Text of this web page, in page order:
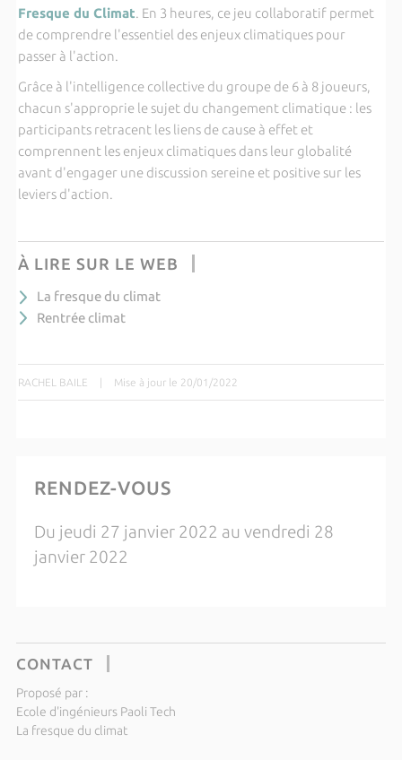
Fresque du Climat. En 3 heures, ce jeu collaboratif permet
de comprendre l'essentiel des enjeux climatiques pour
passer à l'action.
Grâce à l'intelligence collective du groupe de 6 à 8 joueurs,
chacun s'approprie le sujet du changement climatique : les
participants retracent les liens de cause à effet et
comprennent les enjeux climatiques dans leur globalité
avant d'engager une discussion sereine et positive sur les
leviers d'action.
À LIRE SUR LE WEB
La fresque du climat
Rentrée climat
RACHEL BAILE | Mise à jour le 20/01/2022
RENDEZ-VOUS
Du jeudi 27 janvier 2022 au vendredi 28
janvier 2022
CONTACT
Proposé par :
Ecole d'ingénieurs Paoli Tech
La fresque du climat